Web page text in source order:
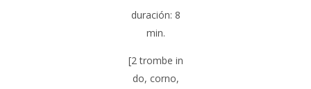
duración: 8
min.
[2 trombe in
do, corno,